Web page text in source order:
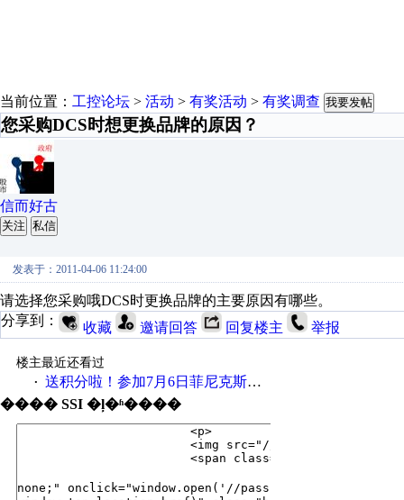
当前位置： 工控论坛 > 活动 > 有奖活动 > 有奖调查 我要发帖
您采购DCS时想更换品牌的原因？
信而好古
关注 私信
发表于：2011-04-06 11:24:00
请选择您采购哦DCS时更换品牌的主要原因有哪些。
分享到：
收藏 邀请回答 回复楼主 举报
楼主最近还看过
· 送积分啦！参加7月6日菲尼克斯在线研讨会即得
���� SSI �ļ�ʱ����